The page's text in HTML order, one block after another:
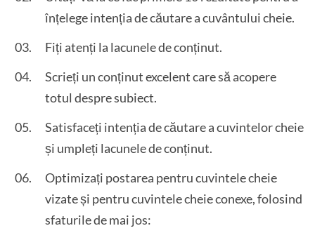
înțelege intenția de căutare a cuvântului cheie.
Fiți atenți la lacunele de conținut.
Scrieți un conținut excelent care să acopere
totul despre subiect.
Satisfaceți intenția de căutare a cuvintelor cheie
și umpleți lacunele de conținut.
Optimizați postarea pentru cuvintele cheie
vizate și pentru cuvintele cheie conexe, folosind
sfaturile de mai jos: